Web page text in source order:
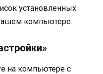
установленных
компьютере.
на компьютере с